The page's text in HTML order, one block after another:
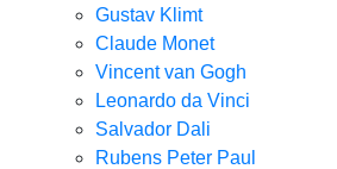
Gustav Klimt
Claude Monet
Vincent van Gogh
Leonardo da Vinci
Salvador Dali
Rubens Peter Paul